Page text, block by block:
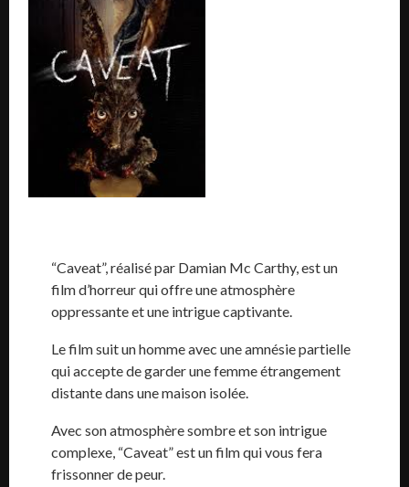
“Caveat”, réalisé par Damian Mc Carthy, est un
film d’horreur qui offre une atmosphère
oppressante et une intrigue captivante.
Le film suit un homme avec une amnésie partielle
qui accepte de garder une femme étrangement
distante dans une maison isolée.
Avec son atmosphère sombre et son intrigue
complexe, “Caveat” est un film qui vous fera
frissonner de peur.